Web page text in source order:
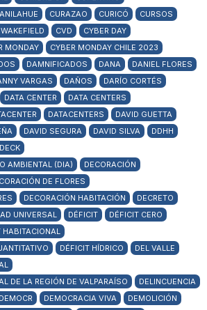
CURAZAO CURICÓ
CURSOS
CVD
CYBER DAY
MONDAY
CYBER MONDAY CHILE 2023
DAMNIFICADOS DANA
DANIEL FLORES
VARGAS DAÑOS
DARÍO CORTÉS
DATA CENTER
DATA CENTERS
DATACENTERS
DAVID GUETTA
DAVID SEGURA DAVID SILVA
DDHH
DECK
AMBIENTAL (DIA)
DECORACIÓN
DE FLORES
DECORACIÓN HABITACIÓN
DECRETO
UNIVERSAL
DÉFICIT
DÉFICIT CERO
HABITACIONAL
DÉFICIT HÍDRICO
DEL VALLE
DE LA REGIÓN DE VALPARAÍSO
DELINCUENCIA
DEMOCR DEMOCRACIA VIVA
DEMOLICIÓN